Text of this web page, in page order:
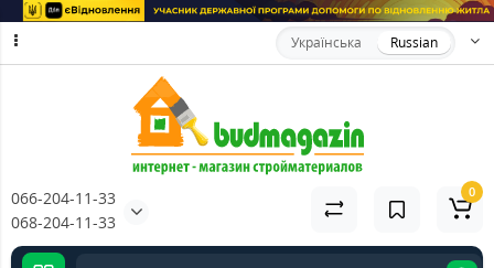
Українська Russian
066-204-11-33
068-204-11-33
0